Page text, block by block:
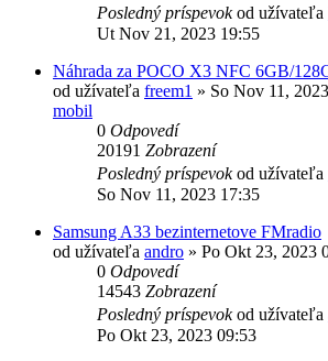
Posledný príspevokod užívateľa
Ut Nov 21, 2023 19:55
Náhrada za POCO X3 NFC 6GB/
od užívateľa freem1 » So Nov 11,
mobil
0 Odpovedí
20191 Zobrazení
Posledný príspevokod užívateľa
So Nov 11, 2023 17:35
Samsung A33 bezinternetove FMradio
od užívateľa andro » Po Okt 23, 2023
0 Odpovedí
14543 Zobrazení
Posledný príspevokod užívateľa
Po Okt 23, 2023 09:53